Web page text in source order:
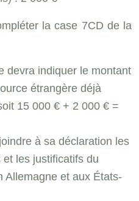
la case 7CD de la
devra indiquer le montant
étrangère déjà
15 000 € + 2 000 € =
à sa déclaration les
les justificatifs du
Allemagne et aux États-